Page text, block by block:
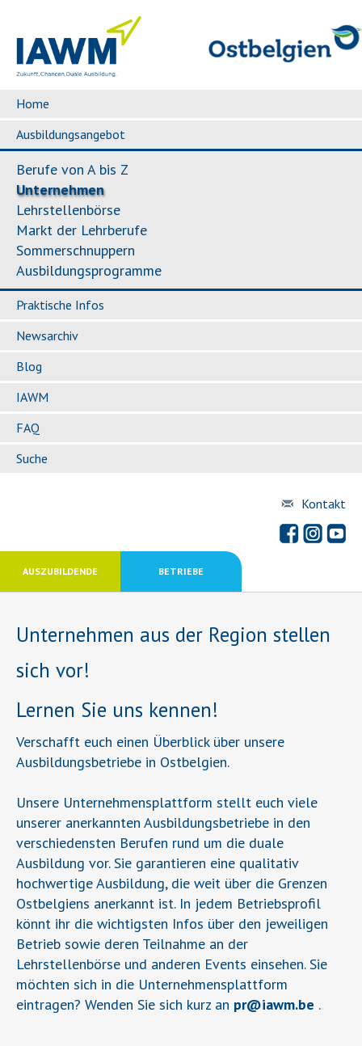
Home
Ausbildungsangebot
Berufe von A bis Z
Unternehmen
Lehrstellenbörse
Markt der Lehrberufe
Sommerschnuppern
Ausbildungsprogramme
Praktische Infos
Newsarchiv
Blog
IAWM
FAQ
Suche
Kontakt
AUSZUBILDENDE BETRIEBE
Unternehmen aus der Region stellen
sich vor!
Lernen Sie uns kennen!
Verschafft euch einen Überblick über unsere
Ausbildungsbetriebe in Ostbelgien.
Unsere Unternehmensplattform stellt euch viele
unserer anerkannten Ausbildungsbetriebe in den
verschiedensten Berufen rund um die duale
Ausbildung vor. Sie garantieren eine qualitativ
hochwertige Ausbildung, die weit über die Grenzen
Ostbelgiens anerkannt ist. In jedem Betriebsprofil
könnt ihr die wichtigsten Infos über den jeweiligen
Betrieb sowie deren Teilnahme an der
Lehrstellenbörse und anderen Events einsehen. Sie
möchten sich in die Unternehmensplattform
eintragen? Wenden Sie sich kurz an pr@iawm.be .